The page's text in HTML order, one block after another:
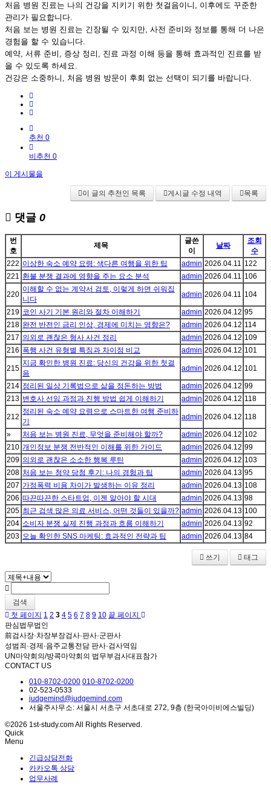
처음 병원 진료는 나의 건강을 지키기 위한 첫걸음이니, 이후에도 꾸준한
관리가 필요합니다.
처음 보는 병원 진료는 긴장될 수 있지만, 사전 준비와 정보를 통해 더 나은
경험을 할 수 있습니다.
예약, 서류 준비, 증상 정리, 진료 과정 이해 등을 통해 효과적인 진료를 받
을 수 있도록 하세요.
건강은 소중하니, 처음 병원 방문이 후회 없는 선택이 되기를 바랍니다.
추천 0
비추천 0
이 게시물을
이 글의 추천인 목록 게시글 수정 내역 목록
댓글 0
번
호
제목
글쓴
이
날짜
조회
수
222 이상한 숙소 예약 요령: 색다른 여행을 위한 팁 admin 2026.04.11 122
221 환불 분쟁 결과에 영향을 주는 요소 분석 admin 2026.04.11 106
220
이해할 수 없는 계약서 검토, 이렇게 하면 쉬워집
니다
admin 2026.04.11 104
219 코인 사기 기본 원리와 절차 이해하기 admin 2026.04.12 95
218 완전 반전인 금리 인상, 경제에 미치는 영향은? admin 2026.04.12 114
217 의외로 괜찮은 형사 사건 정리 admin 2026.04.12 109
216 폭행 사건 유형별 특징과 차이점 비교 admin 2026.04.12 101
215
지금 확인한 병원 진료: 당신의 건강을 위한 첫걸
음
admin 2026.04.12 101
214 정리된 일상 기록법으로 삶을 정돈하는 방법 admin 2026.04.12 99
213 변호사 선임 과정과 진행 방법 쉽게 이해하기 admin 2026.04.12 118
212
정리된 숙소 예약 요령으로 스마트한 여행 준비하
기
admin 2026.04.12 118
» 처음 보는 병원 진료, 무엇을 준비해야 할까? admin 2026.04.12 102
210 개인정보 분쟁 전반적인 이해를 위한 가이드 admin 2026.04.12 99
209 의외로 괜찮은 소소한 행복 루틴 admin 2026.04.12 103
208 처음 보는 청약 당첨 후기: 나의 경험과 팁 admin 2026.04.13 95
207 가정폭력 비용 차이가 발생하는 이유 정리 admin 2026.04.13 108
206 따끈따끈한 스타트업, 이젠 알아야 할 시대 admin 2026.04.13 98
205 최근 검색 많은 의료 서비스, 어떤 것들이 있을까? admin 2026.04.13 100
204 소비자 분쟁 실제 진행 과정과 흐름 이해하기 admin 2026.04.13 92
203 오늘 확인한 SNS 마케팅: 효과적인 전략과 팁 admin 2026.04.13 84
쓰기 태그
검색
첫 페이지 1 2 3 4 5 6 7 8 9 10 끝 페이지
판심법무법인
前검사장·차장부장검사·판사·군판사
성범죄·경제·음주교통전담 판사·검사역임
UN마약회의/방콕마약회의 법무부검사대표참가
CONTACT US
010-8702-0200 010-8702-0200
02-523-0533
judgemind@judgemind.com
서울주사무소: 서울시 서초구 서초대로 272, 9층 (한국아이비에스빌딩)
©2026 1st-study.com All Rights Reserved.
Quick
Menu
긴급상담전화
카카오톡 상담
업무사례